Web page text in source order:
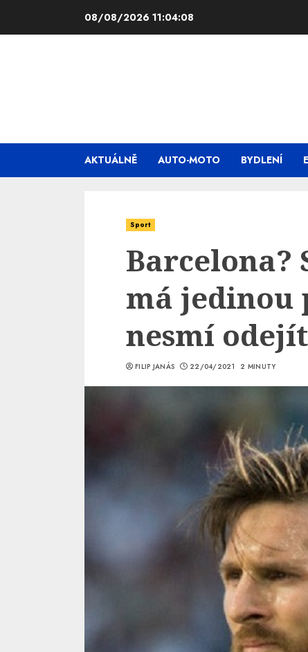
08/08/2026 11:04:09
AKTUÁLNĚ AUTO-MOTO BYDLENÍ
Sport
Barcelona?
má jedinou
nesmí
FILIP JANÁS 22/04/2021 2 MINUTY